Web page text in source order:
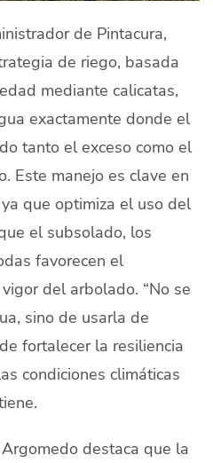
de Pintacura,
de riego, basada
mediante calicatas,
exactamente donde el
tanto el exceso como el
Este manejo es clave en
que optimiza el uso del
el subsolado, los
favorecen el
del arbolado. “No se
sino de usarla de
fortalecer la resiliencia
condiciones climáticas
destaca que la